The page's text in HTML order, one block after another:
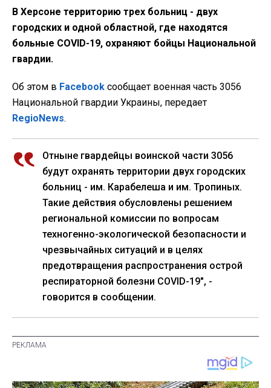
В Херсоне территорию трех больниц - двух
городских и одной областной, где находятся
больные COVID-19, охраняют бойцы Национальной
гвардии.
Об этом в Facebook сообщает военная часть 3056
Национальной гвардии Украины, передает
RegioNews.
Отныне гвардейцы воинской части 3056
будут охранять территории двух городских
больниц - им. Карабелеша и им. Тропиных.
Такие действия обусловлены решением
региональной комиссии по вопросам
техногенно-экологической безопасности и
чрезвычайных ситуаций и в целях
предотвращения распространения острой
респираторной болезни COVID-19", -
говорится в сообщении.